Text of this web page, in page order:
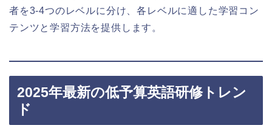
者を3-4つのレベルに分け、各レベルに適した学習コン
テンツと学習方法を提供します。
2025年最新の低予算英語研修トレン
ド